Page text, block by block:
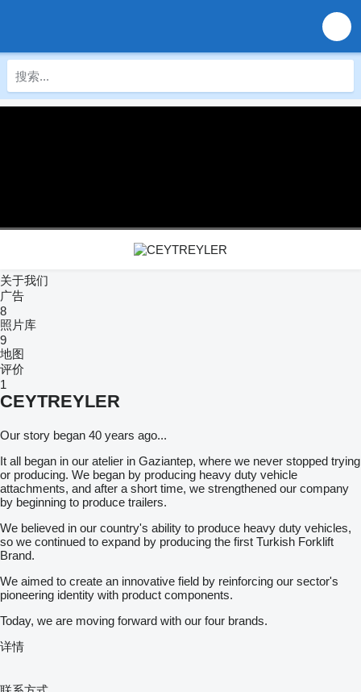
关于我们
广告
8
照片库
9
地图
评价
1
CEYTREYLER
Our story began 40 years ago...
It all began in our atelier in Gaziantep, where we never stopped trying
or producing. We began by producing heavy duty vehicle
attachments, and after a short time, we strengthened our company
by beginning to produce trailers.
We believed in our country's ability to produce heavy duty vehicles,
so we continued to expand by producing the first Turkish Forklift
Brand.
We aimed to create an innovative field by reinforcing our sector's
pioneering identity with product components.
Today, we are moving forward with our four brands.
详情